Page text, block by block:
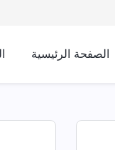
الصفحة الرئيسية